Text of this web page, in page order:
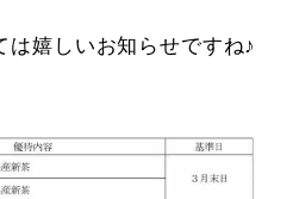
嬉しいお知らせですね♪